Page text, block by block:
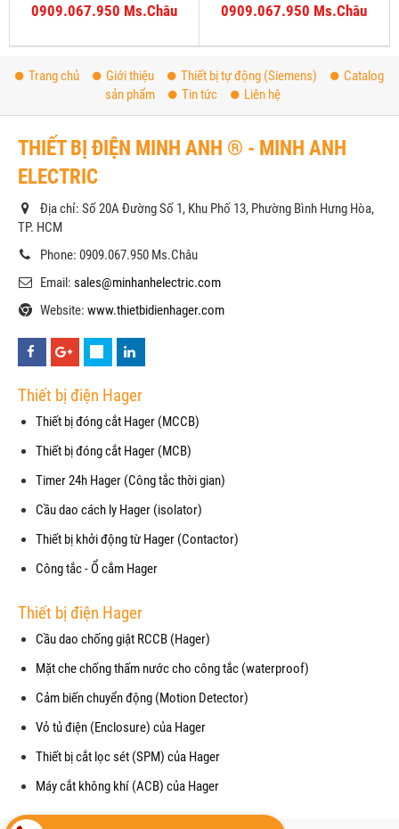
0909.067.950 Ms.Châu 0909.067.950 Ms.Châu
Trang chủ Giới thiệu Thiết bị tự động (Siemens)
Catalog
sản phẩm
Tin tức Liên hệ
THIẾT BỊ ĐIỆN MINH ANH ® - MINH ANH
ELECTRIC
Địa chỉ: Số 20A Đường Số 1, Khu Phố 13, Phường Bình Hưng Hòa,
TP. HCM
Phone: 0909.067.950 Ms.Châu
Email: sales@minhanhelectric.com
Website: www.thietbidienhager.com
Thiết bị điện Hager
Thiết bị đóng cắt Hager (MCCB)
Thiết bị đóng cắt Hager (MCB)
Timer 24h Hager (Công tắc thời gian)
Cầu dao cách ly Hager (isolator)
Thiết bị khởi động từ Hager (Contactor)
Công tắc - Ổ cắm Hager
Thiết bị điện Hager
Cầu dao chống giật RCCB (Hager)
Mặt che chống thấm nước cho công tắc (waterproof)
Cảm biến chuyển động (Motion Detector)
Vỏ tủ điện (Enclosure) của Hager
Thiết bị cắt lọc sét (SPM) của Hager
Máy cắt không khí (ACB) của Hager